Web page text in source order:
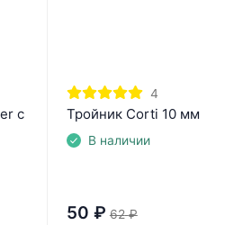
с
4
Тройник Corti 10 мм
В наличии
50 ₽ 62 ₽